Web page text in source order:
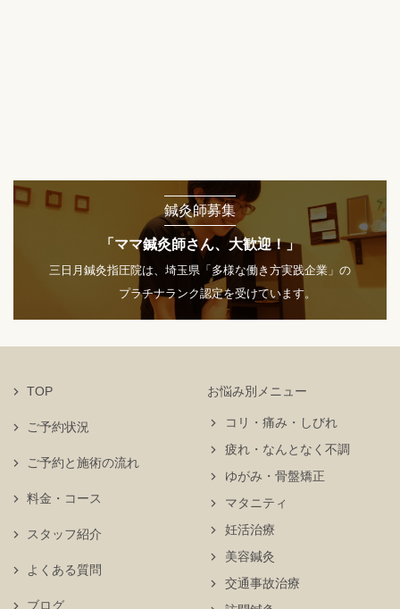
鍼灸師募集
「ママ鍼灸師さん、大歓迎！」
三日月鍼灸指圧院は、埼玉県「多様な働き方実践企業」の
プラチナランク認定を受けています。
TOP
ご予約状況
お悩み別メニュー
コリ・痛み・しびれ
疲れ・なんとなく不調
ゆがみ・骨盤矯正
マタニティ
妊活治療
美容鍼灸
交通事故治療
ご予約と施術の流れ
料金・コース
スタッフ紹介
よくある質問
ブログ